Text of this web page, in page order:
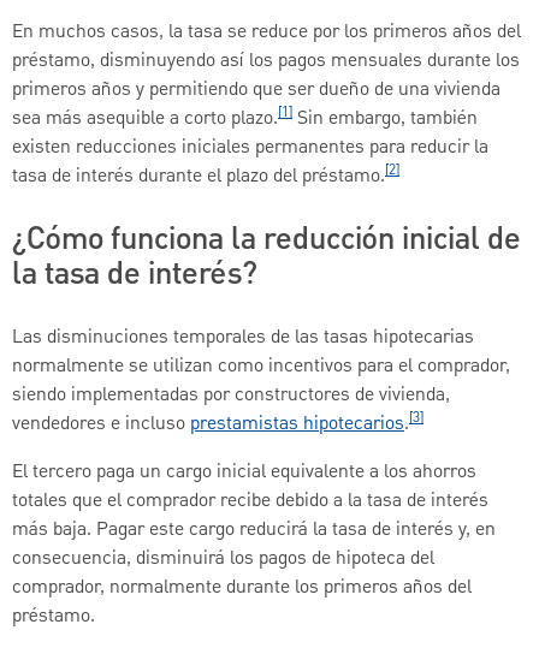
En muchos casos, la tasa se reduce por los primeros años del
préstamo, disminuyendo así los pagos mensuales durante los
primeros años y permitiendo que ser dueño de una vivienda
sea más asequible a corto plazo.[1] Sin embargo, también
existen reducciones iniciales permanentes para reducir la
tasa de interés durante el plazo del préstamo.[2]
¿Cómo funciona la reducción inicial de
la tasa de interés?
Las disminuciones temporales de las tasas hipotecarias
normalmente se utilizan como incentivos para el comprador,
siendo implementadas por constructores de vivienda,
vendedores e incluso prestamistas hipotecarios.[3]
El tercero paga un cargo inicial equivalente a los ahorros
totales que el comprador recibe debido a la tasa de interés
más baja. Pagar este cargo reducirá la tasa de interés y, en
consecuencia, disminuirá los pagos de hipoteca del
comprador, normalmente durante los primeros años del
préstamo.